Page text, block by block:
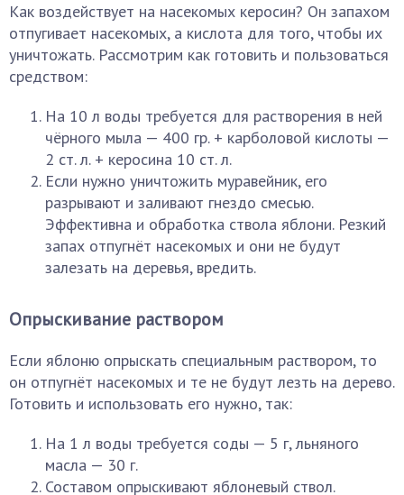
Как воздействует на насекомых керосин? Он запахом
отпугивает насекомых, а кислота для того, чтобы их
уничтожать. Рассмотрим как готовить и пользоваться
средством:
На 10 л воды требуется для растворения в ней
чёрного мыла — 400 гр. + карболовой кислоты —
2 ст. л. + керосина 10 ст. л.
Если нужно уничтожить муравейник, его
разрывают и заливают гнездо смесью.
Эффективна и обработка ствола яблони. Резкий
запах отпугнёт насекомых и они не будут
залезать на деревья, вредить.
Опрыскивание раствором
Если яблоню опрыскать специальным раствором, то
он отпугнёт насекомых и те не будут лезть на дерево.
Готовить и использовать его нужно, так:
На 1 л воды требуется соды — 5 г, льняного
масла — 30 г.
Составом опрыскивают яблоневый ствол.